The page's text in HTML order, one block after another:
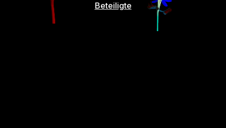
Beteiligte